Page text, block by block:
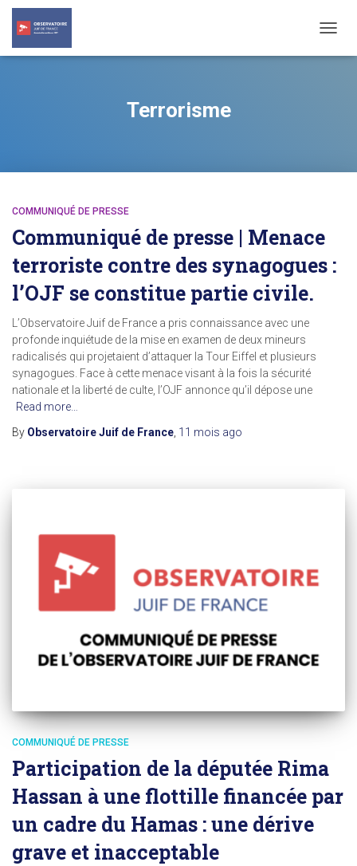
Terrorisme
COMMUNIQUÉ DE PRESSE
Communiqué de presse | Menace
terroriste contre des synagogues :
l’OJF se constitue partie civile.
L’Observatoire Juif de France a pris connaissance avec une
profonde inquiétude de la mise en examen de deux mineurs
radicalisés qui projetaient d’attaquer la Tour Eiffel et plusieurs
synagogues. Face à cette menace visant à la fois la sécurité
nationale et la liberté de culte, l’OJF annonce qu’il dépose une
Read more…
By Observatoire Juif de France 11 mois ago
COMMUNIQUÉ DE PRESSE
Participation de la députée Rima
Hassan à une flottille financée par
un cadre du Hamas : une dérive
grave et inacceptable